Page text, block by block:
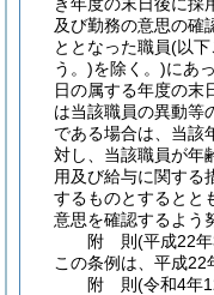
及び勤務の意思の確
ととなった職員(以下
う。)を除く。)にあ
日の属する年度の末
は当該職員の異動等
である場合は、当該
対し、当該職員が年
用及び給与に関する
するものとするとと
意思を確認するよう
附 則(平成22
この条例は、平成22
附 則(令和4年